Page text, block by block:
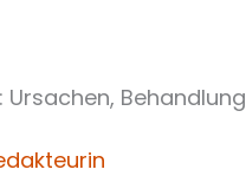
Behandlung